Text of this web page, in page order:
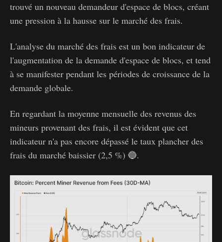
trouvé un nouveau demandeur d'espace de blocs, créant
une pression à la hausse sur le marché des frais.
L'analyse du marché des frais est un bon indicateur de
l'augmentation de la demande d'espace de blocs, et tend
à se manifester pendant les périodes de croissance de la
demande globale.
En regardant la moyenne mensuelle des revenus des
mineurs provenant des frais, il est évident que cet
indicateur n'a pas encore dépassé le taux plancher des
frais du marché baissier (2,5 %) 🔵.